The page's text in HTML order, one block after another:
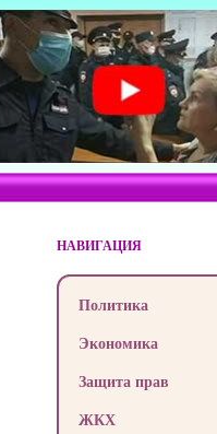
НАВИГАЦИЯ
Политика
Экономика
Защита прав
ЖКХ